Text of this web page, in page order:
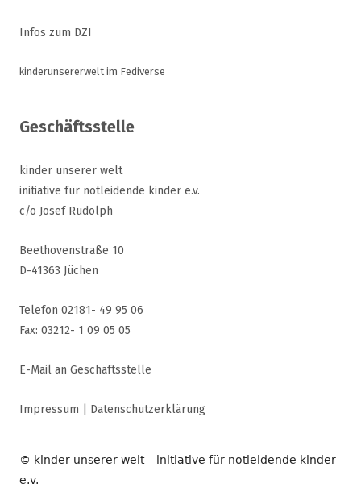
Infos zum DZI
kinderunsererwelt im Fediverse
Geschäftsstelle
kinder unserer welt
initiative für notleidende kinder e.v.
c/o Josef Rudolph
Beethovenstraße 10
D-41363 Jüchen
Telefon 02181- 49 95 06
Fax: 03212- 1 09 05 05
E-Mail an Geschäftsstelle
Impressum Datenschutzerklärung
© kinder unserer welt – initiative für notleidende kinder
e.v.